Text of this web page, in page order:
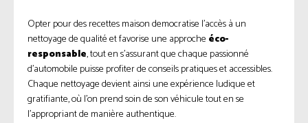
Opter pour des recettes maison democratise l’accès à un
nettoyage de qualité et favorise une approche éco-
responsable, tout en s’assurant que chaque passionné
d’automobile puisse profiter de conseils pratiques et accessibles.
Chaque nettoyage devient ainsi une expérience ludique et
gratifiante, où l’on prend soin de son véhicule tout en se
l’appropriant de manière authentique.